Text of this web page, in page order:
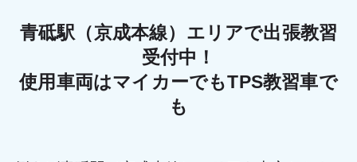
青砥駅（京成本線）エリアで出張教習
受付中！
使用車両はマイカーでもTPS教習車で
も